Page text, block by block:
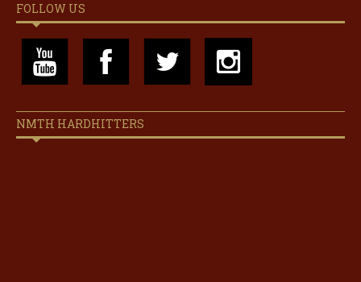
FOLLOW US
NMTH HARDHITTERS